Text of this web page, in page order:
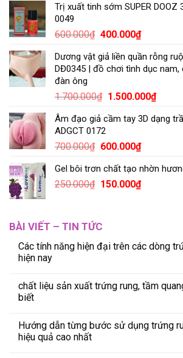
Trị xuất tinh sớm SUPER DOOZ
0049
600.000₫ 400.000₫
Dương vật giả liền quần rỗng
DĐ0345 | đồ chơi tình dục
đàn ông
1.700.000₫ 1.500.000₫
Âm đạo giả cầm tay 3D dạng
ADGCT 0172
700.000₫ 600.000₫
Gel bôi trơn chất tạo nhờn
250.000₫ 150.000₫
BÀI VIẾT – TIN TỨC
Các tính năng hiện đại trên các dòng
hiện nay
chất liệu sản xuất trứng rung, tầm
biết
Hướng dẫn từng bước sử dụng trứng
hiệu quả cao nhất